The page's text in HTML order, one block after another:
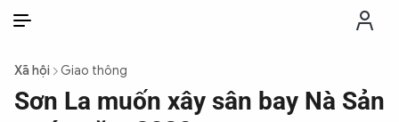
THỜI SỰ
Xã hội Giao thông
Sơn La muốn xây sân bay Nà Sản